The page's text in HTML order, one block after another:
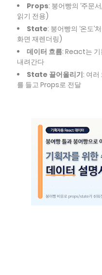
Props: 붕어빵의 ‘주문
읽기 전용)
State: 붕어빵의 ‘온도’
화면 재렌더링)
데이터 흐름: React는 기
내려간다
State 끌어올리기: 여
를 들고 Props로 전달